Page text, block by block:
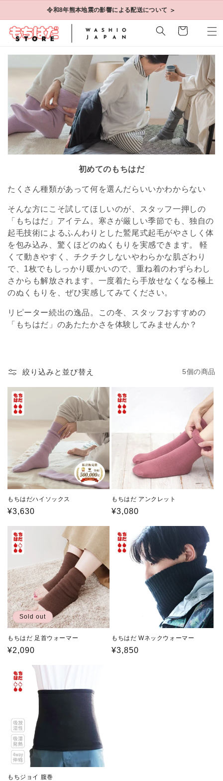
進む
令和8年熊本地震の影響による配送について ＞
カ
ー
初めてのもちはだ
たくさん種類があって何を選んだらいいかわからない
そんな方にこそ試してほしいのが、スタッフ一押しの
「もちはだ」アイテム。寒さが厳しい季節でも、独自の
起毛技術によるふんわりとした鷲尾式起毛がやさしく体
を包み込み、驚くほどのぬくもりを実感できます。 軽
くて動きやすく、チクチクしないやわらかな肌ざわり
で、1枚でもしっかり暖かいので、重ね着のわずらわし
さからも解放されます。一度着たら手放せなくなる極上
のぬくもりを、ぜひ実感してみてください。
リピーター続出の逸品。この冬、スタッフおすすめの
「もちはだ」のあたたかさを体験してみませんか？
絞り込みと並び替え 5個の商品
もちはだハイソックス
通
価
格
¥3,630
もちはだ アンクレット
通
価
格
¥3,080
Sold out
もちはだ 足首ウォーマー
通
価
格
¥2,090
もちはだ Wネックウォーマー
通
¥3,850
もちジョイ 腹巻